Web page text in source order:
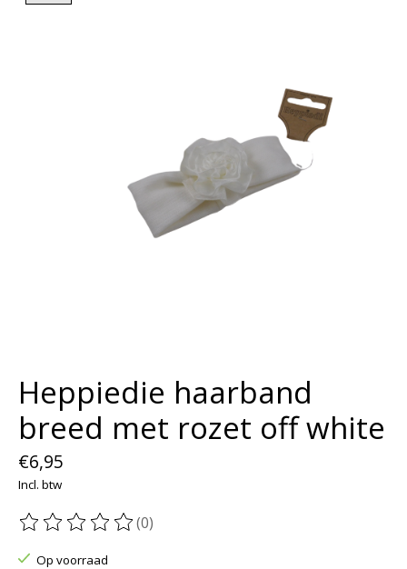
Heppiedie haarband
breed met rozet off white
€6,95
Incl. btw
De beoordeling van dit product is
(0)
Op voorraad